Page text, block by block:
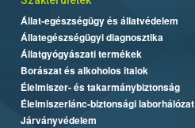
Állat-egészségügy és állatvédelem
Állategészségügyi diagnosztika
Állatgyógyászati termékek
Borászat és alkoholos italok
Élelmiszer- és takarmánybiztonság
Élelmiszerlánc-biztonsági laborhálózat
Járványvédelem